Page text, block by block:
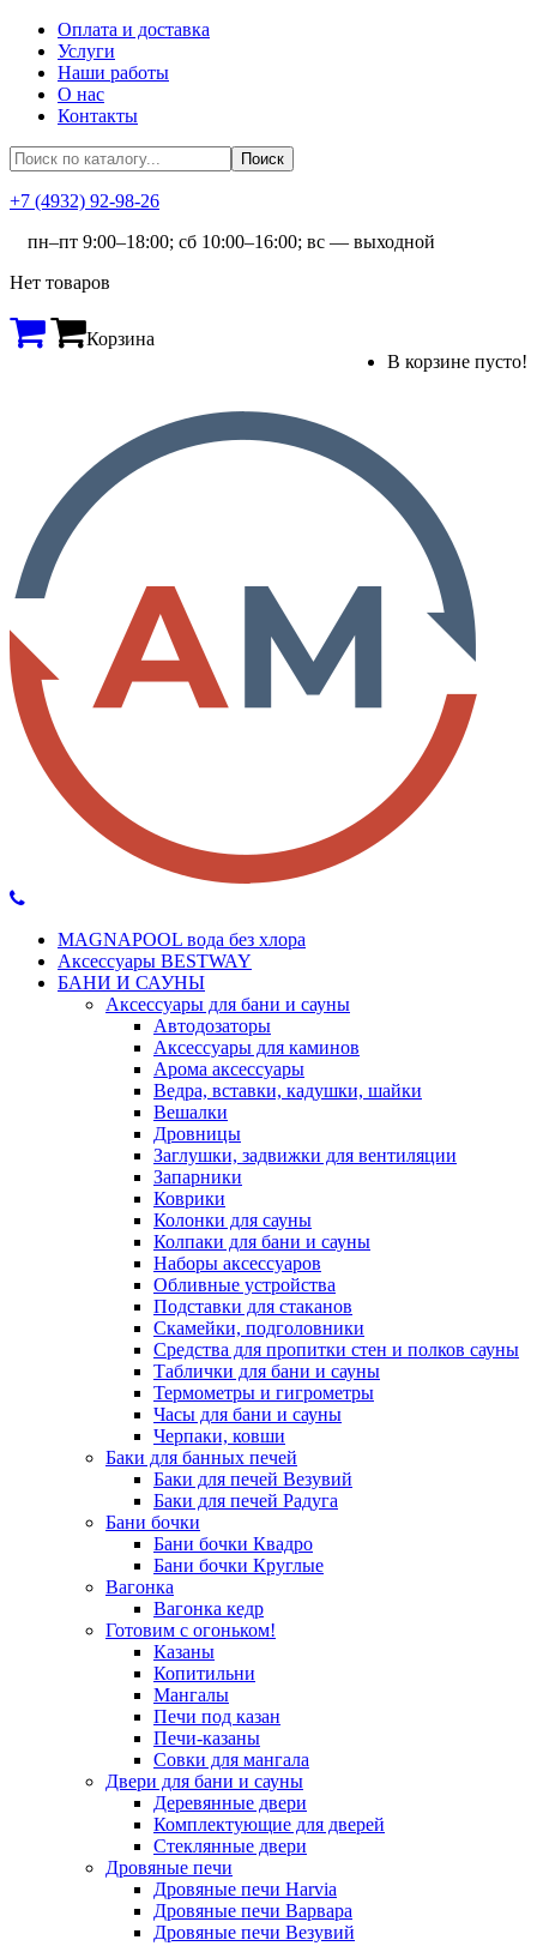
Оплата и доставка
Услуги
Наши работы
О нас
Контакты
+7 (4932) 92-98-26
пн–пт 9:00–18:00; сб 10:00–16:00; вс — выходной
Нет товаров
Корзина
В корзине пусто!
MAGNAPOOL вода без хлора
Аксессуары BESTWAY
БАНИ И САУНЫ
Аксессуары для бани и сауны
Автодозаторы
Аксессуары для каминов
Арома аксессуары
Ведра, вставки, кадушки, шайки
Вешалки
Дровницы
Заглушки, задвижки для вентиляции
Запарники
Коврики
Колонки для сауны
Колпаки для бани и сауны
Наборы аксессуаров
Обливные устройства
Подставки для стаканов
Скамейки, подголовники
Средства для пропитки стен и полков сауны
Таблички для бани и сауны
Термометры и гигрометры
Часы для бани и сауны
Черпаки, ковши
Баки для банных печей
Баки для печей Везувий
Баки для печей Радуга
Бани бочки
Бани бочки Квадро
Бани бочки Круглые
Вагонка
Вагонка кедр
Готовим с огоньком!
Казаны
Копитильни
Мангалы
Печи под казан
Печи-казаны
Совки для мангала
Двери для бани и сауны
Деревянные двери
Комплектующие для дверей
Стеклянные двери
Дровяные печи
Дровяные печи Harvia
Дровяные печи Варвара
Дровяные печи Везувий